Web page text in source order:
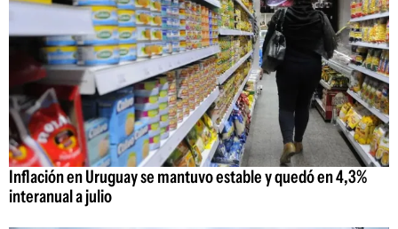
Inflación en Uruguay se mantuvo estable y quedó en 4,3%
interanual a julio